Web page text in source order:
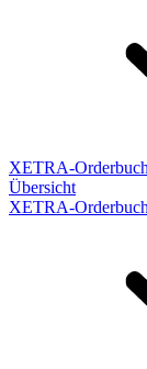
XETRA-Orderbuch
Übersicht
XETRA-